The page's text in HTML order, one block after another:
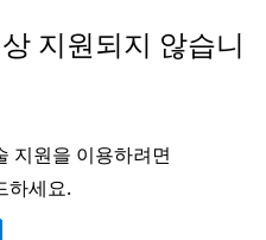
지원되지 않습니
지원을 이용하려면
하세요.